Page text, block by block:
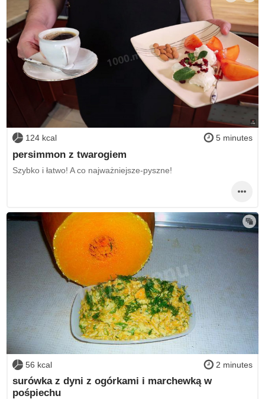
124 kcal 5 minutes
persimmon z twarogiem
Szybko i łatwo! A co najważniejsze-pyszne!
56 kcal 2 minutes
surówka z dyni z ogórkami i marchewką w
pośpiechu